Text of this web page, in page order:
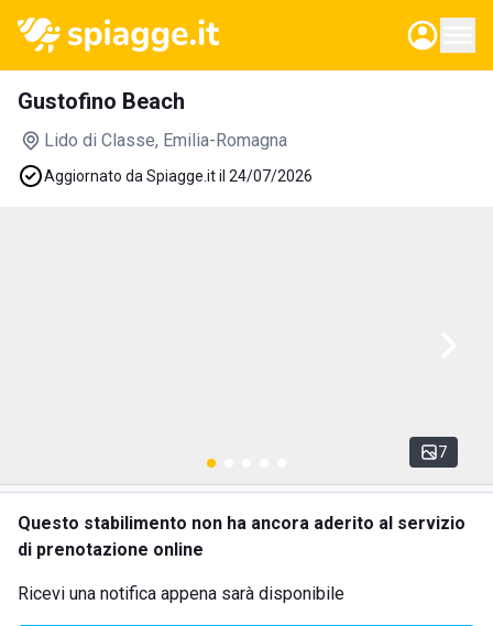
Gustofino Beach
Lido di Classe, Emilia-Romagna
Aggiornato da Spiagge.it il 24/07/2026
7
Questo stabilimento non ha ancora aderito al servizio
di prenotazione online
Ricevi una notifica appena sarà disponibile